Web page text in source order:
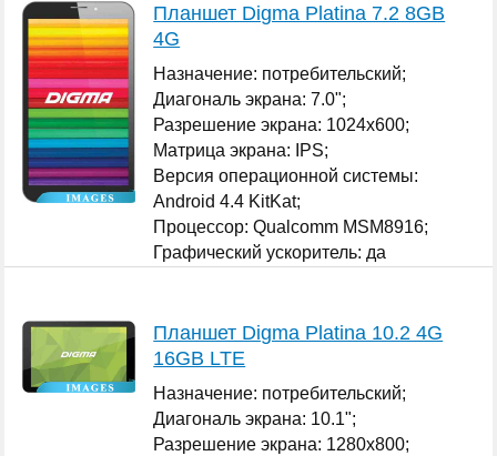
Планшет Digma Platina 7.2 8GB
4G
Назначение: потребительский;
Диагональ экрана: 7.0";
Разрешение экрана: 1024x600;
Матрица экрана: IPS;
Версия операционной системы:
Android 4.4 KitKat;
Процессор: Qualcomm MSM8916;
Графический ускоритель: да
Планшет Digma Platina 10.2 4G
16GB LTE
Назначение: потребительский;
Диагональ экрана: 10.1";
Разрешение экрана: 1280x800;